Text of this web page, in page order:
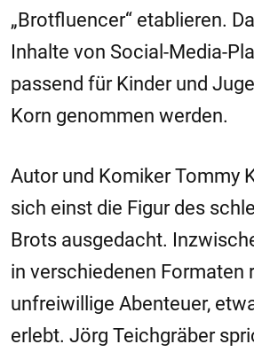
„Brotfluencer“ etablieren.
Inhalte von Social-Media-
passend für Kinder und
Korn genommen werden.
Autor und Komiker Tommy
sich einst die Figur des
Brots ausgedacht.
in verschiedenen Formaten
unfreiwillige Abenteuer,
erlebt. Jörg Teichgräber